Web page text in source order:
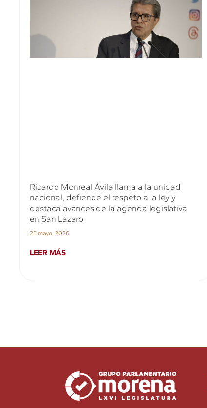
Ricardo Monreal Ávila llama a la unidad
nacional, defiende el respeto a la ley y
destaca avances de la agenda legislativa
en San Lázaro
25 mayo, 2026
LEER MÁS